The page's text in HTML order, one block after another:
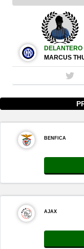
DELANTERO
MARCUS
BENFICA
AJAX